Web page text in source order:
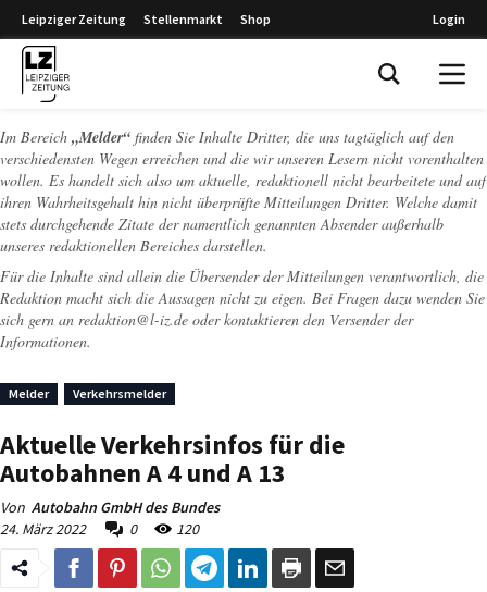
Leipziger Zeitung Stellenmarkt Shop Login
Im Bereich „Melder“ finden Sie Inhalte Dritter, die uns tagtäglich auf den
verschiedensten Wegen erreichen und die wir unseren Lesern nicht vorenthalten
wollen. Es handelt sich also um aktuelle, redaktionell nicht bearbeitete und auf
ihren Wahrheitsgehalt hin nicht überprüfte Mitteilungen Dritter. Welche damit
stets durchgehende Zitate der namentlich genannten Absender außerhalb
unseres redaktionellen Bereiches darstellen.
Für die Inhalte sind allein die Übersender der Mitteilungen verantwortlich, die
Redaktion macht sich die Aussagen nicht zu eigen. Bei Fragen dazu wenden Sie
sich gern an redaktion@l-iz.de oder kontaktieren den Versender der
Informationen.
Melder Verkehrsmelder
Aktuelle Verkehrsinfos für die
Autobahnen A 4 und A 13
Von Autobahn GmbH des Bundes
24. März 2022
0 120